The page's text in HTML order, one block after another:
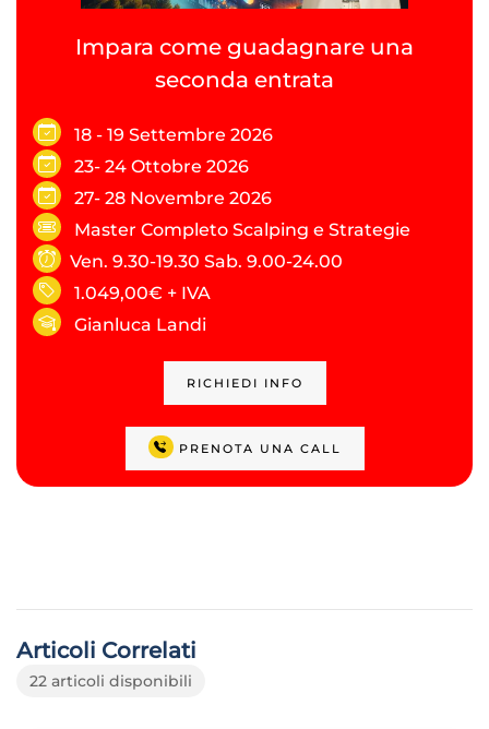
Impara come guadagnare una
seconda entrata
18 - 19 Settembre 2026
23- 24 Ottobre 2026
27- 28 Novembre 2026
Master Completo Scalping e Strategie
Ven. 9.30-19.30 Sab. 9.00-24.00
1.049,00€ + IVA
Gianluca Landi
RICHIEDI INFO
PRENOTA UNA CALL
Articoli Correlati
22 articoli disponibili